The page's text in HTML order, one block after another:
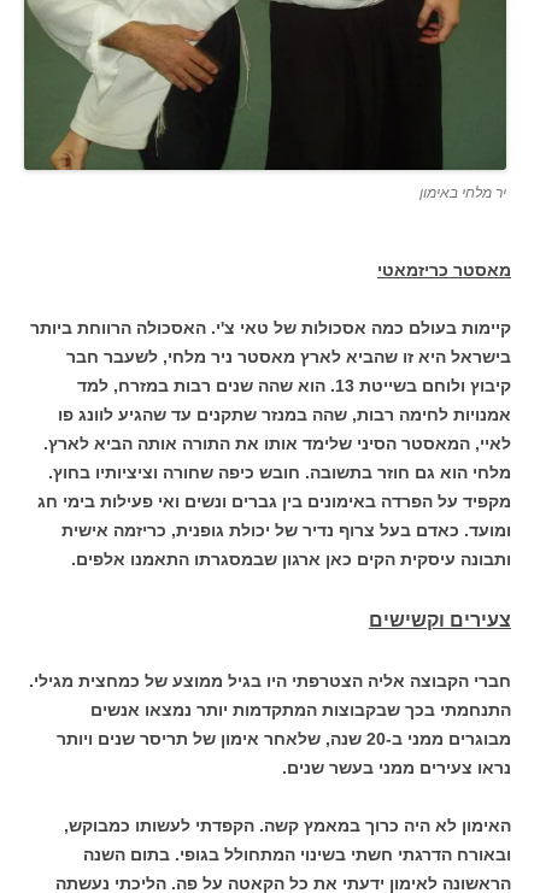
יר מלחי באימון
מאסטר כריזמאטי
קיימות בעולם כמה אסכולות של טאי צ'י. האסכולה הרווחת ביותר
בישראל היא זו שהביא לארץ מאסטר ניר מלחי, לשעבר חבר
קיבוץ ולוחם בשייטת 13. הוא שהה שנים רבות במזרח, למד
אמנויות לחימה רבות, שהה במנזר שתקנים עד שהגיע לוונג פו
לאיי, המאסטר הסיני שלימד אותו את התורה אותה הביא לארץ.
מלחי הוא גם חוזר בתשובה. חובש כיפה שחורה וציציותיו בחוץ.
מקפיד על הפרדה באימונים בין גברים ונשים ואי פעילות בימי חג
ומועד. כאדם בעל צרוף נדיר של יכולת גופנית, כריזמה אישית
ותבונה עיסקית הקים כאן ארגון שבמסגרתו התאמנו אלפים.
צעירים וקשישים
חברי הקבוצה אליה הצטרפתי היו בגיל ממוצע של כמחצית מגילי.
התנחמתי בכך שבקבוצות המתקדמות יותר נמצאו אנשים
מבוגרים ממני ב-20 שנה, שלאחר אימון של תריסר שנים ויותר
נראו צעירים ממני בעשר שנים.
האימון לא היה כרוך במאמץ קשה. הקפדתי לעשותו כמבוקש,
ובאורח הדרגתי חשתי בשינוי המתחולל בגופי. בתום השנה
הראשונה לאימון ידעתי את כל הקאטה על פה. הליכתי נעשתה